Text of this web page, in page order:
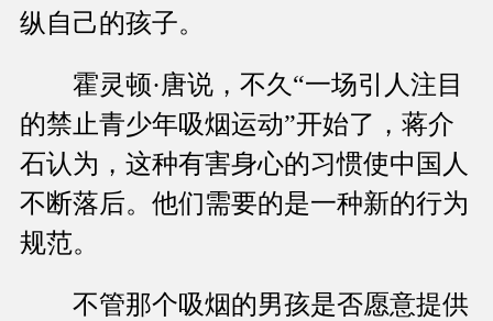
纵自己的孩子。
霍灵顿·唐说，不久“一场引人注目
的禁止青少年吸烟运动”开始了，蒋介
石认为，这种有害身心的习惯使中国人
不断落后。他们需要的是一种新的行为
规范。
不管那个吸烟的男孩是否愿意提供